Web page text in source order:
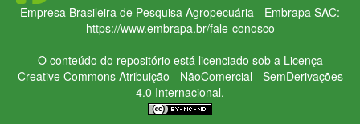
Empresa Brasileira de Pesquisa Agropecuária - Embrapa SAC:
https://www.embrapa.br/fale-conosco
O conteúdo do repositório está licenciado sob a Licença
Creative CommonsAtribuição - NãoComercial - SemDerivações
4.0 Internacional.